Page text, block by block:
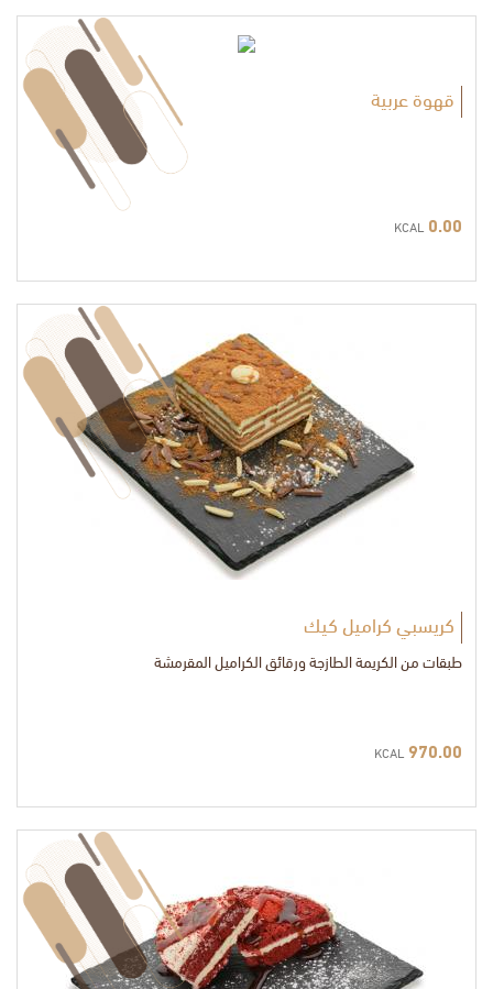
قهوة عربية
0.00
KCAL
كريسبي كراميل كيك
طبقات من الكريمة الطازجة ورقائق الكراميل المقرمشة
970.00
KCAL